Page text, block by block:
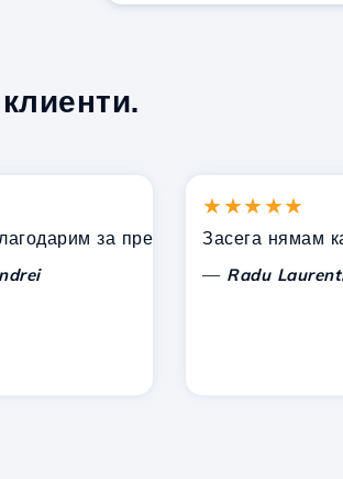
други познати.
за предоставената подкрепа!
★★★★★
Засега нямам
Radu Laurentiu